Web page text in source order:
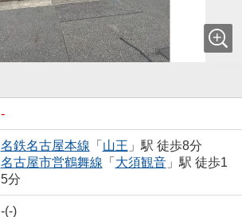
-
名鉄名古屋本線 「 山王 」駅 徒歩8分
名古屋市営鶴舞線 「 大須観音」駅 徒歩1
5分
-(-)